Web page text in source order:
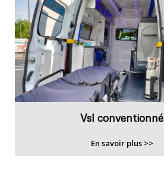
Vsl conventionné
En savoir plus >>